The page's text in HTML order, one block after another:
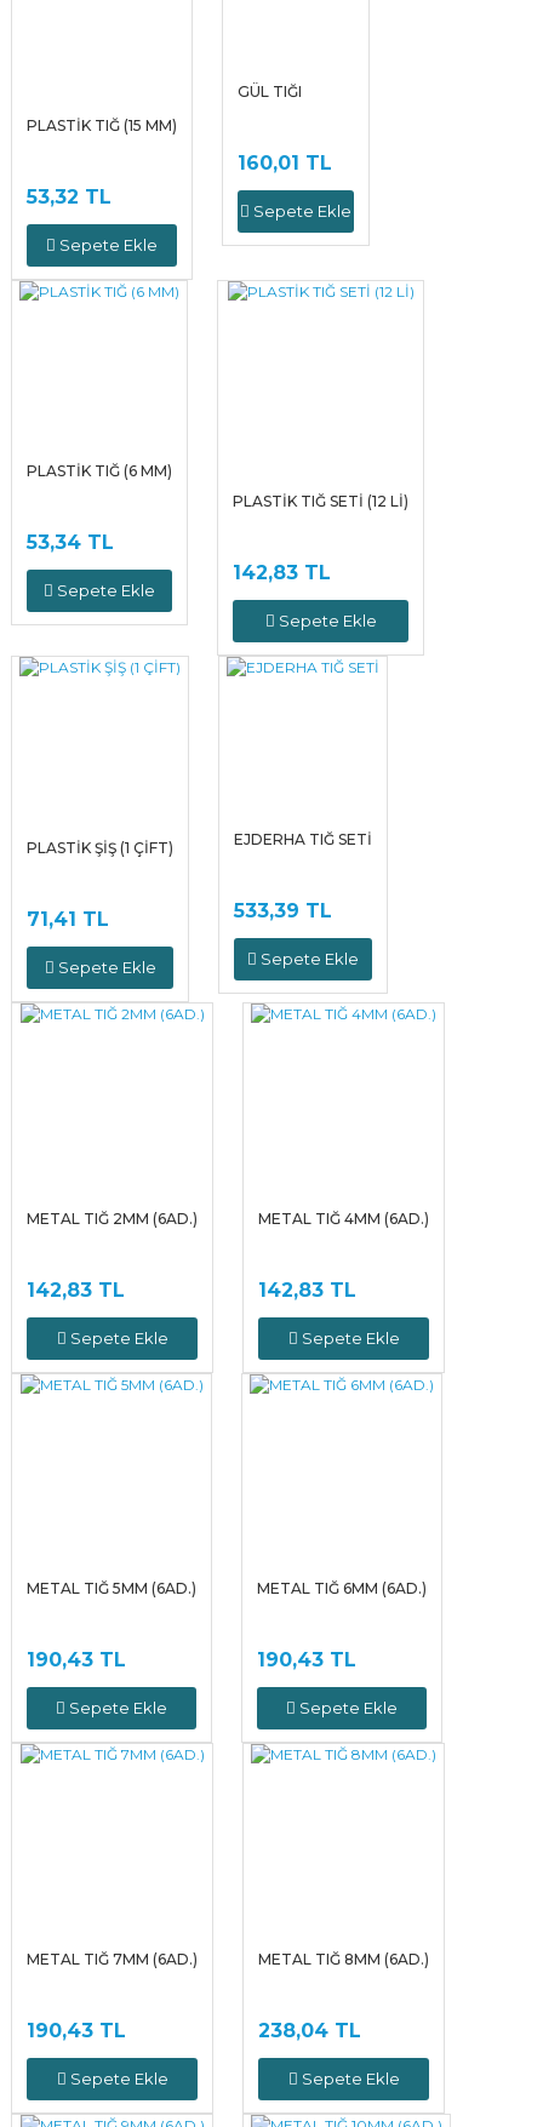
PLASTİK TIĞ (15 MM)
53,32 TL
Sepete Ekle
GÜL TIĞI
160,01 TL
Sepete Ekle
PLASTİK TIĞ (6 MM)
53,34 TL
Sepete Ekle
PLASTİK TIĞ SETİ (12 Lİ)
142,83 TL
Sepete Ekle
PLASTİK ŞİŞ (1 ÇİFT)
71,41 TL
Sepete Ekle
EJDERHA TIĞ SETİ
533,39 TL
Sepete Ekle
METAL TIĞ 2MM (6AD.)
142,83 TL
Sepete Ekle
METAL TIĞ 4MM (6AD.)
142,83 TL
Sepete Ekle
METAL TIĞ 5MM (6AD.)
190,43 TL
Sepete Ekle
METAL TIĞ 6MM (6AD.)
190,43 TL
Sepete Ekle
METAL TIĞ 7MM (6AD.)
190,43 TL
Sepete Ekle
METAL TIĞ 8MM (6AD.)
238,04 TL
Sepete Ekle